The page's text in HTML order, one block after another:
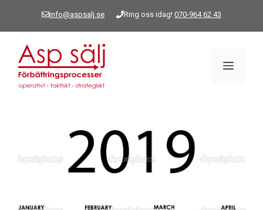
info@aspsalj.se Ring oss idag! 070-964 62 43
Meny